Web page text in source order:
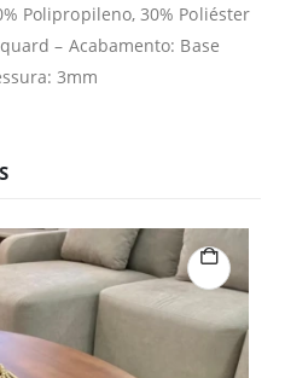
Polipropileno, 30% Poliéster
– Acabamento: Base
3mm